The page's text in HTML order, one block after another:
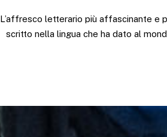
L’affresco letterario più affascinante e
scritto nella lingua che ha dato al